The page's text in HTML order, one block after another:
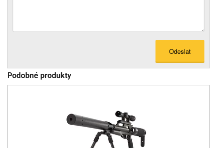
Odeslat
Podobné produkty